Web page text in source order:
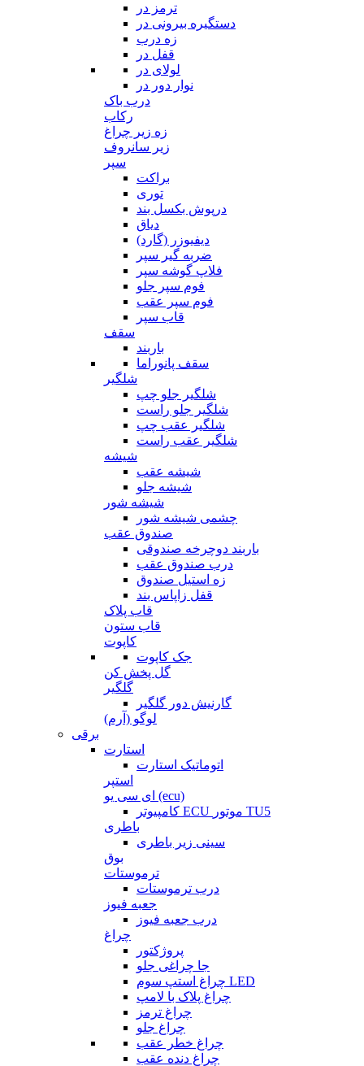
ترمز در
دستگیره بیرونی در
زه درب
قفل در
لولای در
نوار دور در
درب باک
رکاب
زه زیر چراغ
زیر سانروف
سپر
براکت
توری
درپوش بکسل بند
دیاق
دیفیوزر (گارد)
ضربه گیر سپر
فلاپ گوشه سپر
فوم سپر جلو
فوم سپر عقب
قاب سپر
سقف
باربند
سقف پانوراما
شلگیر
شلگیر جلو چپ
شلگیر جلو راست
شلگیر عقب چپ
شلگیر عقب راست
شیشه
شیشه عقب
شیشه جلو
شیشه شور
چشمی شیشه شور
صندوق عقب
باربند دوچرخه صندوقی
درب صندوق عقب
زه استیل صندوق
قفل زاپاس بند
قاب پلاک
قاب ستون
کاپوت
جک کاپوت
گل پخش کن
گلگیر
گارنیش دور گلگیر
لوگو (آرم)
برقی
استارت
اتوماتیک استارت
استپر
ای سی یو (ecu)
کامپیوتر ECU موتور TU5
باطری
سینی زیر باطری
بوق
ترموستات
درب ترموستات
جعبه فیوز
درب جعبه فیوز
چراغ
پروژکتور
جا چراغی جلو
چراغ استپ سوم LED
چراغ پلاک با لامپ
چراغ ترمز
چراغ جلو
چراغ خطر عقب
چراغ دنده عقب